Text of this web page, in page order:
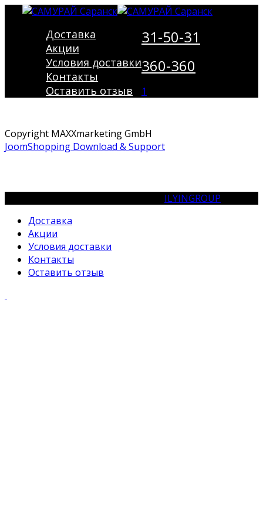
Доставка
Акции
Условия доставки
Контакты
Оставить отзыв
31-50-31
360-360
1
Copyright MAXXmarketing GmbH
JoomShopping Download & Support
ILYINGROUP
Доставка
Акции
Условия доставки
Контакты
Оставить отзыв